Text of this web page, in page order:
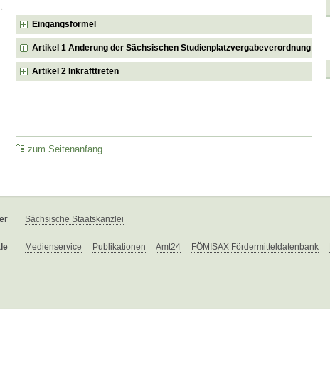
Eingangsformel
Artikel 1 Änderung der Sächsischen Studienplatzvergabeverordnung
Artikel 2 Inkrafttreten
zum Seitenanfang
Sächsische Staatskanzlei
Medienservice Publikationen Amt24 FÖMISAX Fördermitteldatenbank